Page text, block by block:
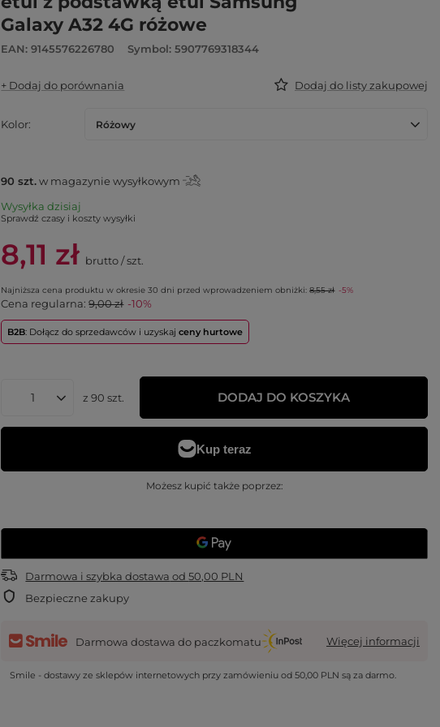
Galaxy A32 4G różowe
EAN: 9145576226780 Symbol: 5907769318344
+ Dodaj do porównania Dodaj do listy zakupowej
Kolor Różowy
90 szt.w magazynie wysyłkowym
Wysyłkadzisiaj
Sprawdź czasy i koszty wysyłki
8,11 zł brutto/szt.
Najniższa cena produktu w okresie 30 dni przed wprowadzeniem obniżki:8,55 zł -5%
Cena regularna:9,00 zł -10%
B2B: Dołącz do sprzedawców i uzyskajceny hurtowe
z90szt. DODAJ DO KOSZYKA
Możesz kupić także poprzez:
Darmowa i szybka dostawa od50,00 PLN
Bezpieczne zakupy
Darmowa dostawa do paczkomatu Więcej informacji
Smile - dostawy ze sklepów internetowych przy zamówieniu od50,00 PLN są za darmo.